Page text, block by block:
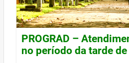
PROGRAD –
no período da tarde